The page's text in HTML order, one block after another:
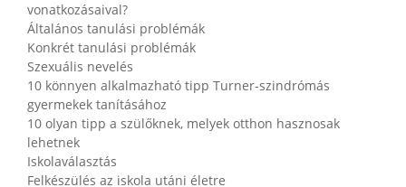
vonatkozásaival?
Általános tanulási problémák
Konkrét tanulási problémák
Szexuális nevelés
10 könnyen alkalmazható tipp Turner-szindrómás
gyermekek tanításához
10 olyan tipp a szülőknek, melyek otthon hasznosak
lehetnek
Iskolaválasztás
Felkészülés az iskola utáni életre